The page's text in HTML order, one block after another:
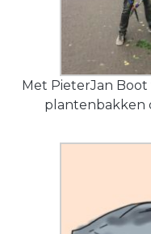
Met PieterJan
plantenbakken